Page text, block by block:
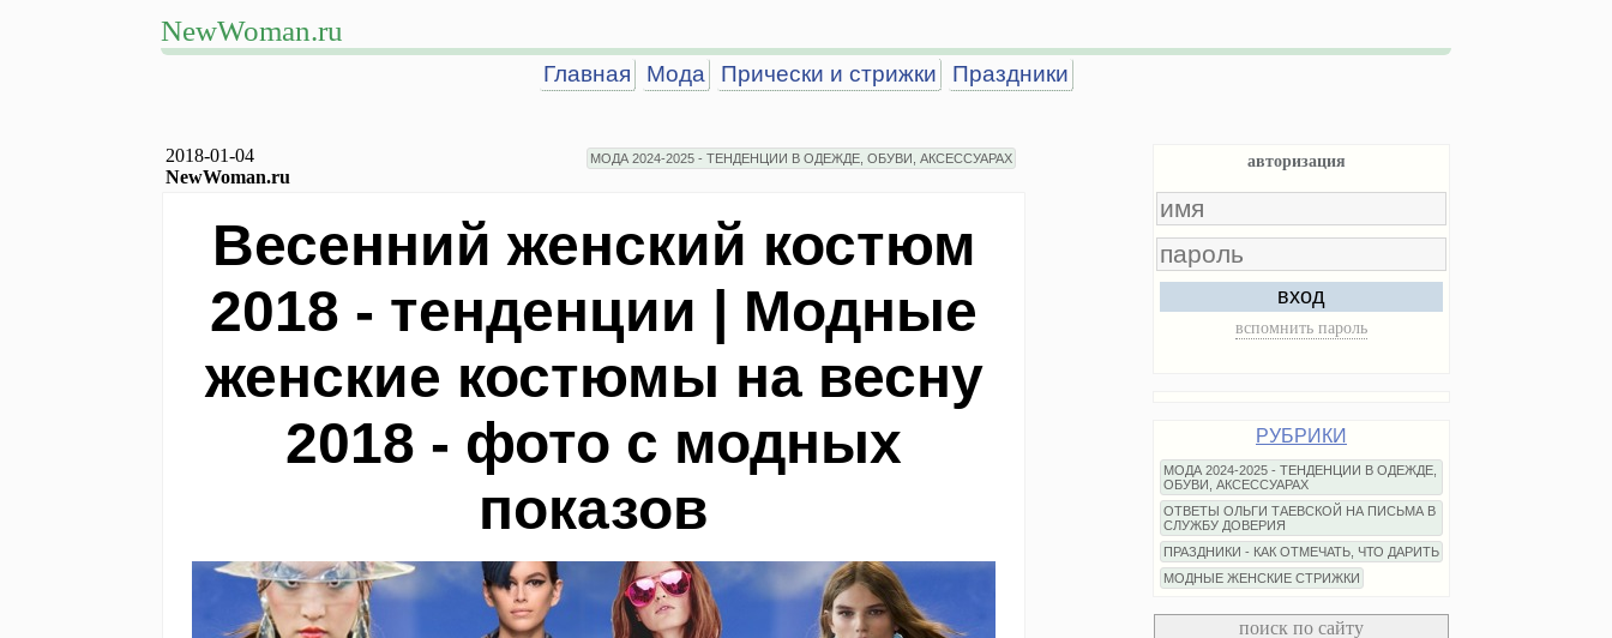
NewWoman.ru
Главная Мода Прически и стрижки Праздники
2018-01-04
NewWoman.ru
МОДА 2024-2025 - ТЕНДЕНЦИИ В ОДЕЖДЕ, ОБУВИ, АКСЕССУАРАХ
Весенний женский костюм
2018 - тенденции | Модные
женские костюмы на весну
2018 - фото с модных
показов
авторизация
вход
вспомнить пароль
РУБРИКИ
МОДА 2024-2025 - ТЕНДЕНЦИИ В ОДЕЖДЕ,
ОБУВИ, АКСЕССУАРАХ
ОТВЕТЫ ОЛЬГИ ТАЕВСКОЙ НА ПИСЬМА В
СЛУЖБУ ДОВЕРИЯ
ПРАЗДНИКИ - КАК ОТМЕЧАТЬ, ЧТО ДАРИТЬ
МОДНЫЕ ЖЕНСКИЕ СТРИЖКИ